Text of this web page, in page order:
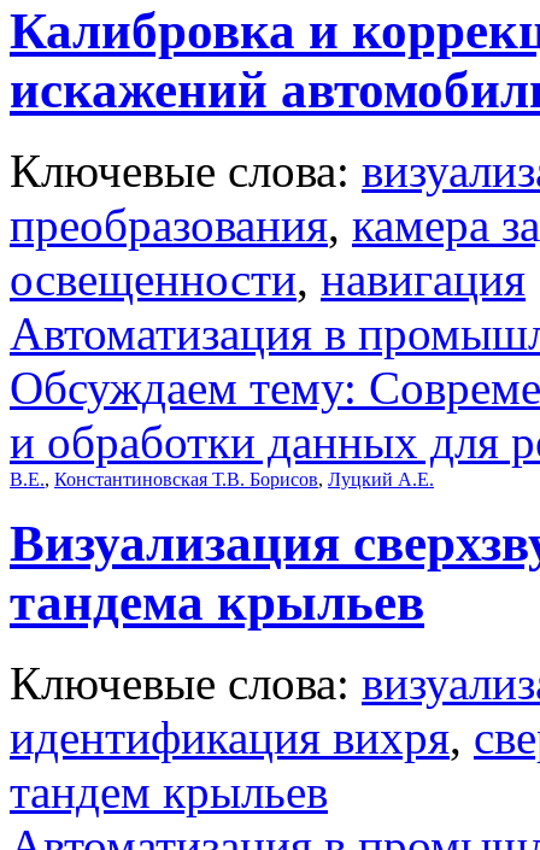
Калибровка и
искажений
Ключевые слова:
преобразования, камера
освещенности, навигация
Автоматизация в
Обсуждаем тему:
и обработки данных для
В.Е., Константиновская Т.В. Борисов, Луцкий А.Е.
Визуализация
тандема крыльев
Ключевые слова:
идентификация вихря,
тандем крыльев